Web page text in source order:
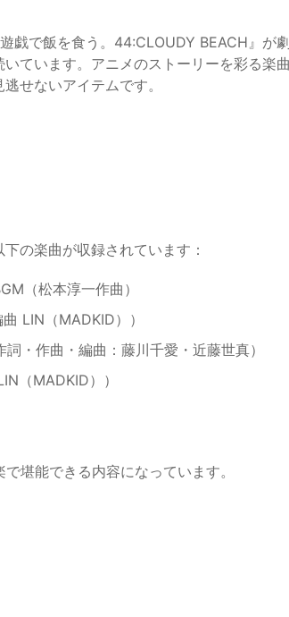
戯で飯を食う。44:CLOUDY BEACH』が
ています。アニメのストーリーを彩る楽
せないアイテムです。
の楽曲が収録されています：
（松本淳一作曲）
LIN（MADKID））
・作曲・編曲：藤川千愛・近藤世真）
（MADKID））
堪能できる内容になっています。